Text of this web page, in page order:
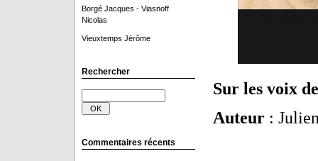
Borgé Jacques - Viasnoff
Nicolas
Vieuxtemps Jérôme
Rechercher
Commentaires récents
Sur les voix
Auteur: